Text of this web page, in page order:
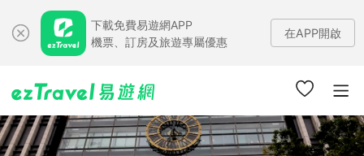
下載免費易遊網APP
機票、訂房及旅遊專屬優惠
在APP開啟